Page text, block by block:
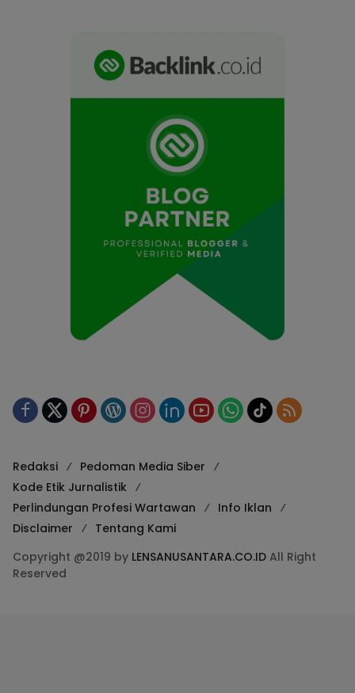
Redaksi
Pedoman Media Siber
Kode Etik Jurnalistik
Perlindungan Profesi Wartawan
Info Iklan
Disclaimer
Tentang Kami
Copyright @2019 by LENSANUSANTARA.CO.ID All Right
Reserved